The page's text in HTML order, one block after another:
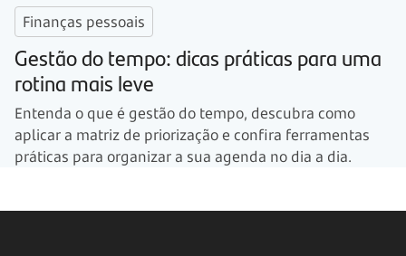
Finanças pessoais
Gestão do tempo: dicas práticas para uma
rotina mais leve
Entenda o que é gestão do tempo, descubra como
aplicar a matriz de priorização e confira ferramentas
práticas para organizar a sua agenda no dia a dia.